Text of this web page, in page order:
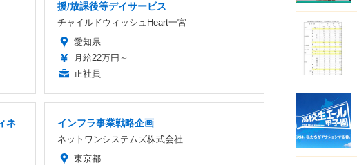
援/放課後等デイサービス
チャイルドウィッシュHeart一宮
愛知県
月給22万円～
正社員
ネ
インフラ事業戦略企画
ネットワンシステムズ株式会社
東京都